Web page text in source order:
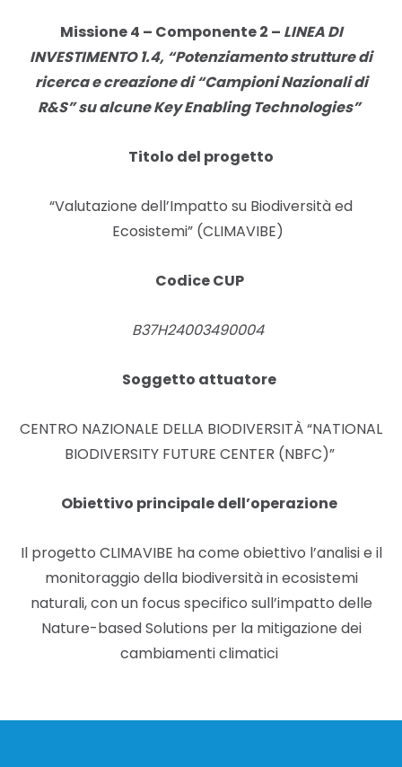
Missione 4 – Componente 2 – LINEA DI
INVESTIMENTO 1.4, “Potenziamento strutture di
ricerca e creazione di “Campioni Nazionali di
R&S” su alcune Key Enabling Technologies”
Titolo del progetto
“Valutazione dell’Impatto su Biodiversità ed
Ecosistemi” (CLIMAVIBE)
Codice CUP
B37H24003490004
Soggetto attuatore
CENTRO NAZIONALE DELLA BIODIVERSITÀ “NATIONAL
BIODIVERSITY FUTURE CENTER (NBFC)”
Obiettivo principale dell’operazione
Il progetto CLIMAVIBE ha come obiettivo l’analisi e il
monitoraggio della biodiversità in ecosistemi
naturali, con un focus specifico sull’impatto delle
Nature-based Solutions per la mitigazione dei
cambiamenti climatici